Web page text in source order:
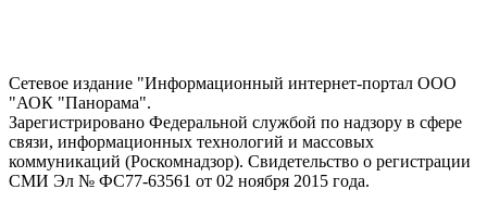
Сетевое издание "Информационный интернет-портал ООО
"АОК "Панорама".
Зарегистрировано Федеральной службой по надзору в сфере
связи, информационных технологий и массовых
коммуникаций (Роскомнадзор). Cвидетельство о регистрации
СМИ Эл № ФС77-63561 от 02 ноября 2015 года.